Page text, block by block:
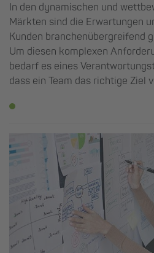
In den dynamischen und
Märkten sind die Erwartungen
Kunden branchenübergreifend
Um diesen komplexen
bedarf es eines
dass ein Team das richtige Ziel